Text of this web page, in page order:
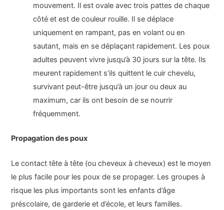
mouvement. Il est ovale avec trois pattes de chaque
côté et est de couleur rouille. Il se déplace
uniquement en rampant, pas en volant ou en
sautant, mais en se déplaçant rapidement. Les poux
adultes peuvent vivre jusqu’à 30 jours sur la tête. Ils
meurent rapidement s’ils quittent le cuir chevelu,
survivant peut-être jusqu’à un jour ou deux au
maximum, car ils ont besoin de se nourrir
fréquemment.
Propagation des poux
Le contact tête à tête (ou cheveux à cheveux) est le moyen
le plus facile pour les poux de se propager. Les groupes à
risque les plus importants sont les enfants d’âge
préscolaire, de garderie et d’école, et leurs familles.